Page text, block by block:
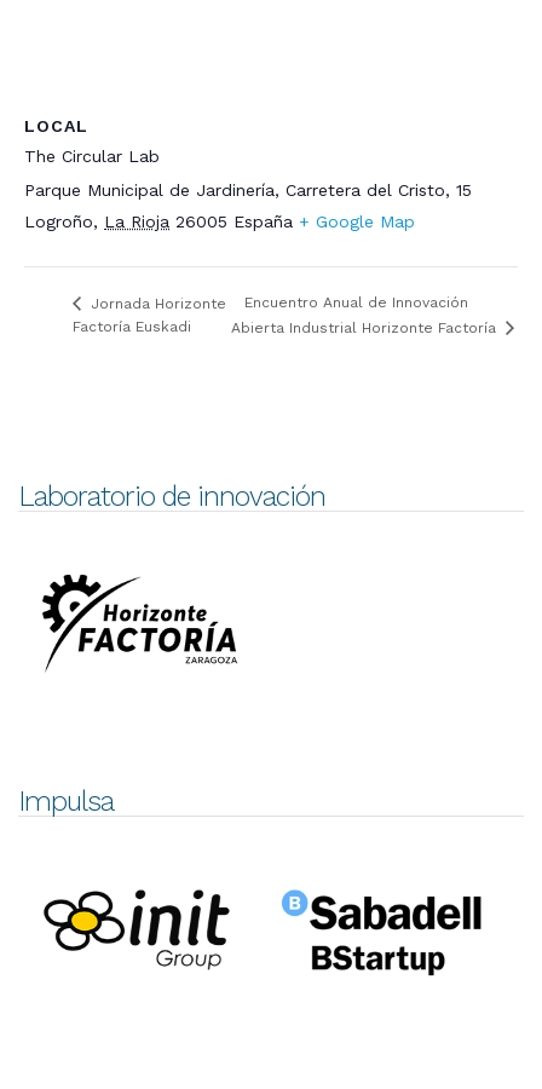
LOCAL
The Circular Lab
Parque Municipal de Jardinería, Carretera del Cristo, 15
Logroño, La Rioja 26005 España + Google Map
Jornada Horizonte
Factoría Euskadi
Encuentro Anual de Innovación
Abierta Industrial Horizonte Factoría
Laboratorio de innovación
Impulsa